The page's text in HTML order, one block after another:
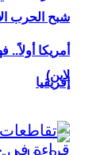
شبح الحرب
لاين)
أمريكا
إفريقيا